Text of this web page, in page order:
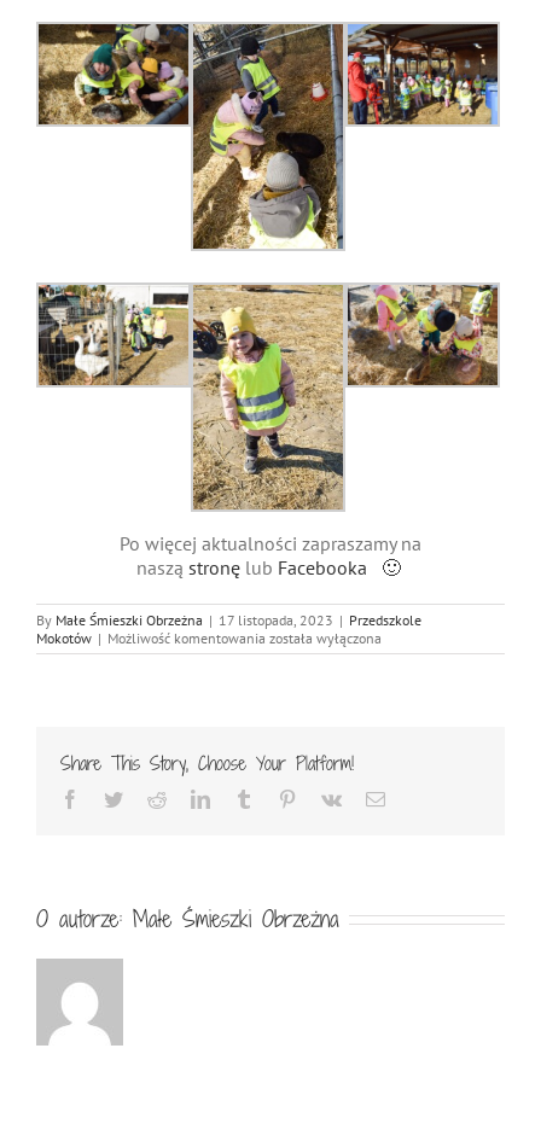
Po więcej aktualności zapraszamy na
naszą stronęlub Facebooka 🙂
By Małe Śmieszki Obrzeżna | 17 listopada, 2023 | Przedszkole
Mokotów | Możliwość komentowania Wycieczka
Małych
została wyłączona
Share This Story, Choose Your Platform!
Facebook
TwitterRedditLinkedInTumblr Pinterest
Vk Email
O autorze: Małe Śmieszki Obrzeżna